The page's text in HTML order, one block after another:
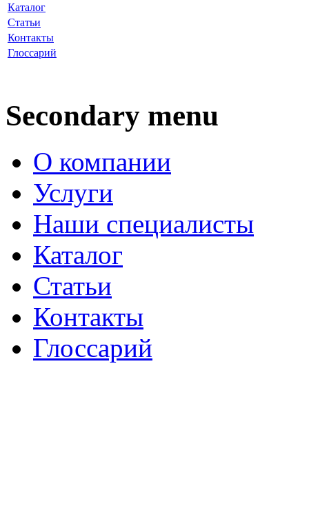
Каталог
Статьи
Контакты
Глоссарий
Secondary menu
О компании
Услуги
Наши специалисты
Каталог
Статьи
Контакты
Глоссарий